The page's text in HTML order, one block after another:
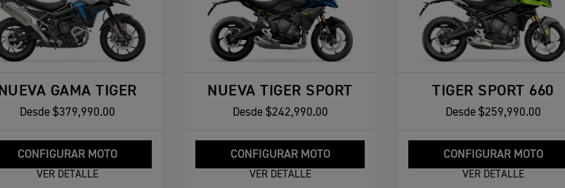
NUEVA GAMA TIGER
Desde $379,990.00
CONFIGURAR MOTO
VER DETALLE
NUEVA TIGER SPORT
Desde $242,990.00
CONFIGURAR MOTO
VER DETALLE
TIGER SPORT 660
Desde $259,990.00
CONFIGURAR MOTO
VER DETALLE